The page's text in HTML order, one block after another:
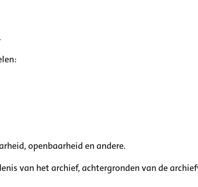
openbaarheid en andere.
van het archief, achtergronden van de